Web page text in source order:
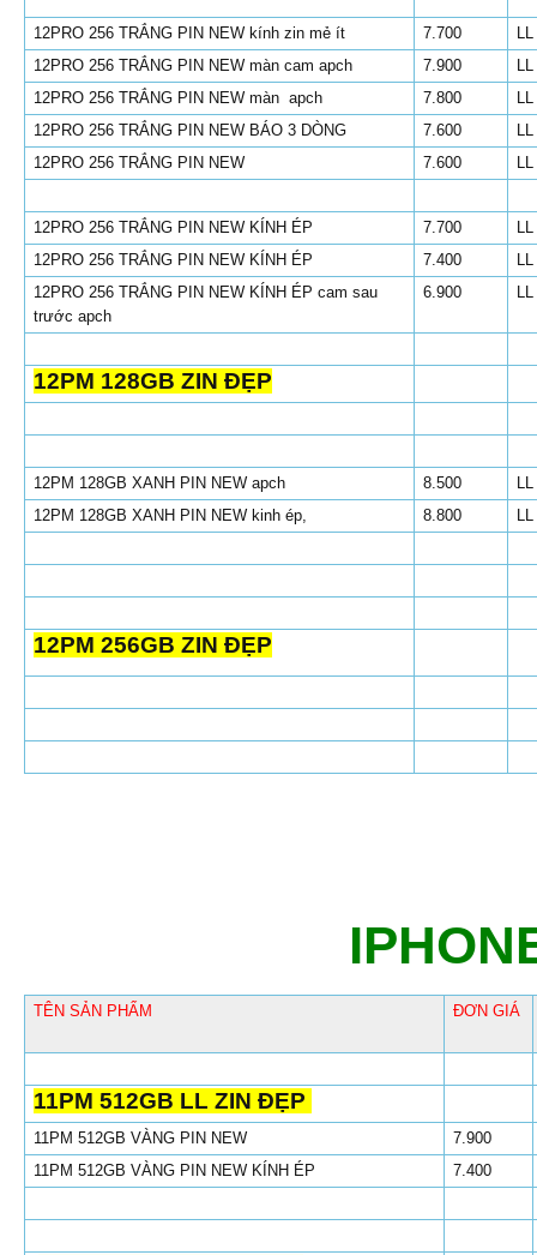
12PRO 256 TRẮNG PIN NEW kính zin mẻ ít 7.700
12PRO 256 TRẮNG PIN NEW màn cam apch
7.900
12PRO 256 TRẮNG PIN NEW màn apch
7.800
12PRO 256 TRẮNG PIN NEW BÁO 3 DÒNG
7.600
12PRO 256 TRẮNG PIN NEW
7.600
12PRO 256 TRẮNG PIN NEW KÍNH ÉP 7.700
12PRO 256 TRẮNG PIN NEW KÍNH ÉP
7.400
12PRO 256 TRẮNG PIN NEW KÍNH ÉP cam sau
trước apch
6.900
12PM 128GB ZIN ĐẸP
12PM 128GB XANH PIN NEW apch 8.500
12PM 128GB XANH PIN NEW kinh ép,
8.800
12PM 256GB ZIN ĐẸP
TÊN SẢN PHẨM ĐƠN GIÁ
11PM 512GB LL ZIN ĐẸP
11PM 512GB VÀNG PIN NEW
7.900
11PM 512GB VÀNG PIN NEW KÍNH ÉP
7.400